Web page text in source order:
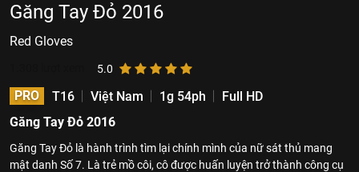
Găng Tay Đỏ 2016
Red Gloves
5.0
PRO T16 Việt Nam 1g 54ph
Full HD
Găng Tay Đỏ 2016
Găng Tay Đỏ là hành trình tìm lại chính mình của nữ sát thủ mang
mật danh Số 7. Là trẻ mồ côi, cô được huấn luyện trở thành công cụ